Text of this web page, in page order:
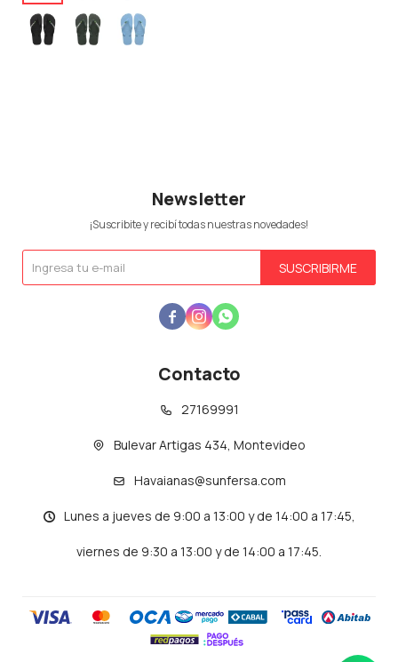
Contacto
27169991
Bulevar Artigas 434, Montevideo
Havaianas@sunfersa.com
Lunes a jueves de 9:00 a 13:00 y de 14:00 a 17:45,
viernes de 9:30 a 13:00 y de 14:00 a 17:45.
Newsletter
¡Suscribite y recibí todas nuestras novedades!
SUSCRIBIRME
  